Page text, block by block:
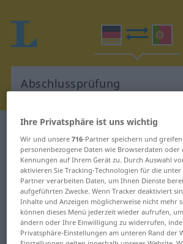
Deutsch-Portugiesisch Wörterbuch
Abschlussprüfung
Deutsch-Portugiesisch
Übersetzung für
"Abschlussprüfung"
Ihre Privatsphäre ist uns wichtig
Wir und unsere716-Partner speichern und
personenbezogene Daten wie Browserdaten oder
Kennungen auf Ihrem Gerät zu. Durch Auswahl
aktivieren Sie Tracking-Technologien für die
Partner verarbeiten Daten, um Ihnen Dienste
aufgeführten Zwecke. Wenn Tracker deaktiviert
Inhalte und Anzeigen möglicherweise nicht mehr
können dieses Menü jederzeit wieder aufrufen,
ändern oder Ihre Einwilligung zu widerrufen,
Privatsphäre-Einstellungen am unteren Rand der